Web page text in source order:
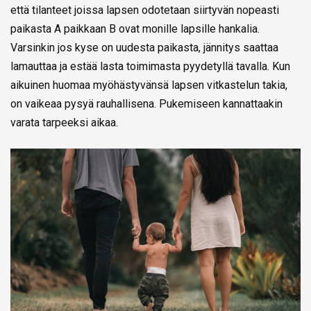
että tilanteet joissa lapsen odotetaan siirtyvän nopeasti
paikasta A paikkaan B ovat monille lapsille hankalia.
Varsinkin jos kyse on uudesta paikasta, jännitys saattaa
lamauttaa ja estää lasta toimimasta pyydetyllä tavalla. Kun
aikuinen huomaa myöhästyvänsä lapsen vitkastelun takia,
on vaikeaa pysyä rauhallisena. Pukemiseen kannattaakin
varata tarpeeksi aikaa.